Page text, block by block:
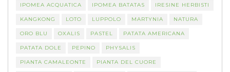
IPOMEA ACQUATICA IPOMEA BATATAS IRESINE HERBISTI
KANGKONG LOTO LUPPOLO MARTYNIA NATURA
ORO BLU OXALIS PASTEL PATATA AMERICANA
PATATA DOLE PEPINO PHYSALIS
PIANTA CAMALEONTE PIANTA DEL CUORE